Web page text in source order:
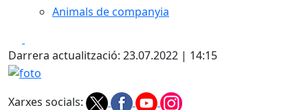
Animals de companyia
Darrera actualització: 23.07.2022 | 14:15
foto
Xarxes socials: